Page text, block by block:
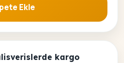
Ekle
kargo